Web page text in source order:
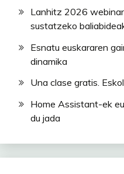
Lanhitz 2026
sustatzeko
Esnatu euskararen
dinamika
Una clase gratis.
Home Assistant-ek
du jada